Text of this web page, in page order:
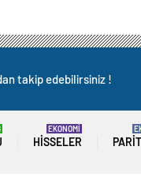
takip edebilirsiniz !
HISSELER
EKONOMİ